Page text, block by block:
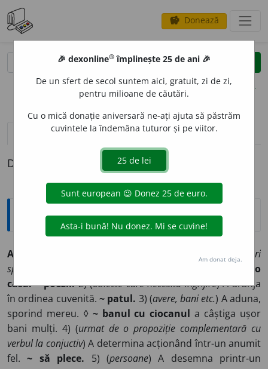
savings Donează
clear
opțiuni
definiții (1) pronunțievolume_up (50)
Definiția cu ID-ul 334155:
Explicative DEX
A F
bunuri materiale sau valori
spirituale
~o
casă. ~ poezii.2) (obiecte care necesită îngrijire) A aranja
în ordinea cuvenită. ~ patul. 3) (avere, bani etc.) A aduna,
sporind mereu. ◊ ~ banul cu ciocanul a câștiga ușor
bani mulți. 4) (urmat de o propoziție complementară cu
verbul la conjuctiv) A determina acționând într-un anumit
fel.~ să plece. 5) (persoane) A desemna printr-un
🎉 dexonline® împlinește 25 de ani 🎉
De un sfert de secol suntem aici, gratuit, zi de zi,
pentru milioane de căutări.
Cu o mică donație aniversară ne-ați ajuta să păstrăm
cuvintele la îndemâna tuturor și pe viitor.
Am donat deja.